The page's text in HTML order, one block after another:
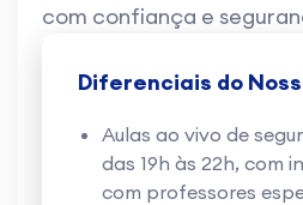
com confiança e
Diferenciais do
Aulas ao vivo de
das 19h às 22h, com
com professores